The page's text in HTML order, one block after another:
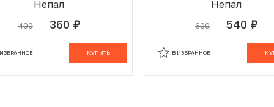
Непал
400 360 руб.
КУПИТЬ
Непал
600 540 руб.
В ИЗБРАННОЕ